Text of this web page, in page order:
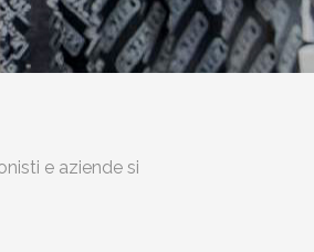
e aziende si